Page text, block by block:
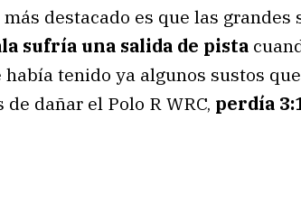
destacado es que las grandes
sufría una salida de pista
tenido ya algunos sustos
dañar el Polo R WRC, perdía